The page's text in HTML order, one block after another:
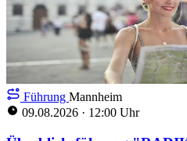
Führung Mannheim
09.08.2026 · 12:00 Uhr